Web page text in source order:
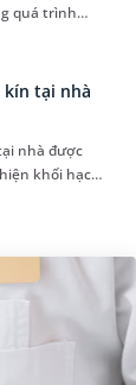
quá trình
người bị
kín tại nhà
nhà được
khối hạch
dục. Nếu